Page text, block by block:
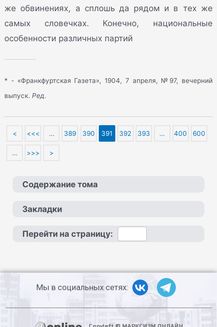
же обвинениях, а сплошь да рядом и в тех же
самых словечках. Конечно, национальные
особенности различных партий
* - «Франкфуртская Газета», 1904, 7 апреля, №97, вечерний
выпуск.Ред.
< <<< … 389 390 391 392 393 … 400 600
… >>> >
Содержание тома
Закладки
Перейти на страницу:
Мы в социальных сетях: